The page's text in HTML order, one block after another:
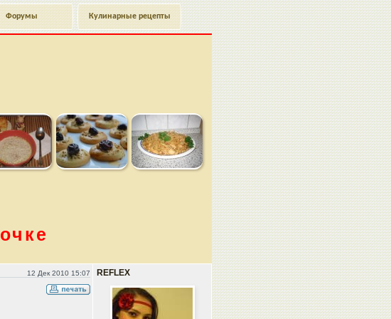
Кулинарные рецепты
Форумы
12 Дек 2010 15:07 REFLEX